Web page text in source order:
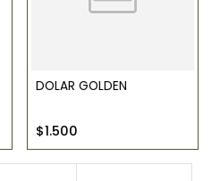
DOLAR GOLDEN
$1.500